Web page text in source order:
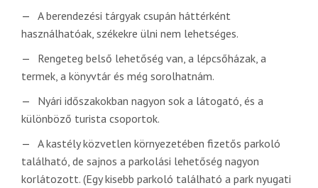
A berendezési tárgyak csupán háttérként
használhatóak, székekre ülni nem lehetséges.
Rengeteg belső lehetőség van, a lépcsőházak, a
termek, a könyvtár és még sorolhatnám.
Nyári időszakokban nagyon sok a látogató, és a
különböző turista csoportok.
A kastély közvetlen környezetében fizetős parkoló
található, de sajnos a parkolási lehetőség nagyon
korlátozott. (Egy kisebb parkoló található a park nyugati